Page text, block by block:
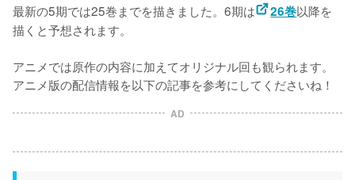
最新の5期では25巻までを描きました。6期は 26巻以降を
描くと予想されます。
アニメでは原作の内容に加えてオリジナル回も観られます。
アニメ版の配信情報を以下の記事を参考にしてくださいね！
AD